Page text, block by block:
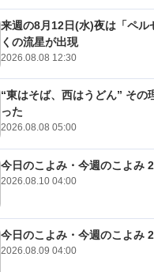
来週の8月12日(水)夜は「ペル
くの流星が出現
2026.08.08 12:30
“東はそば、西はうどん” その
った
2026.08.08 05:00
今日のこよみ・今週のこよみ
2026.08.10 04:00
今日のこよみ・今週のこよみ
2026.08.09 04:00